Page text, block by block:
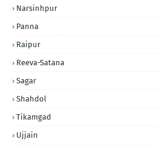
Narsinhpur
Panna
Raipur
Reeva-Satana
Sagar
Shahdol
Tikamgad
Ujjain